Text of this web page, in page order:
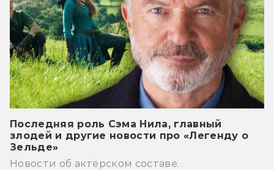
Последняя роль Сэма Нила, главный
злодей и другие новости про «Легенду о
Зельде»
Новости об актёрском составе.